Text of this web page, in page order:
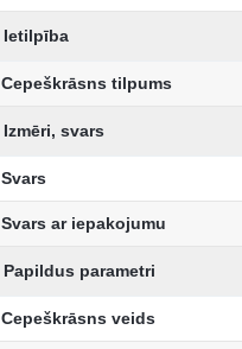
Ietilpība
Cepeškrāsns tilpums
Izmēri, svars
Svars
Svars ar iepakojumu
Papildus parametri
Cepeškrāsns veids